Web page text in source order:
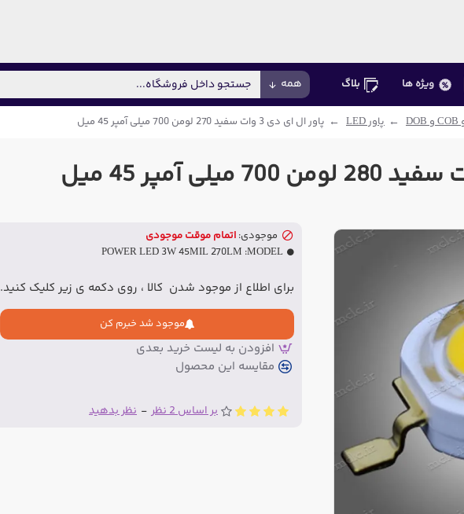
ویژه ها بلاگ همه
پاور LED پاور ال ای دی 3 وات سفید 270 لومن 700 میلی آمپر 45 میل
بر اساس 2 نظر - نظر بدهید
موجودی: اتمام موقت موجودی
MODEL:
POWER LED 3W 45MIL 270LM
برای اطلاع از موجود شدن کالا ، روی دکمه ی زیر کلیک کنید.
موجود شد خبرم کن
افزودن به لیست خرید بعدی
مقایسه این محصول